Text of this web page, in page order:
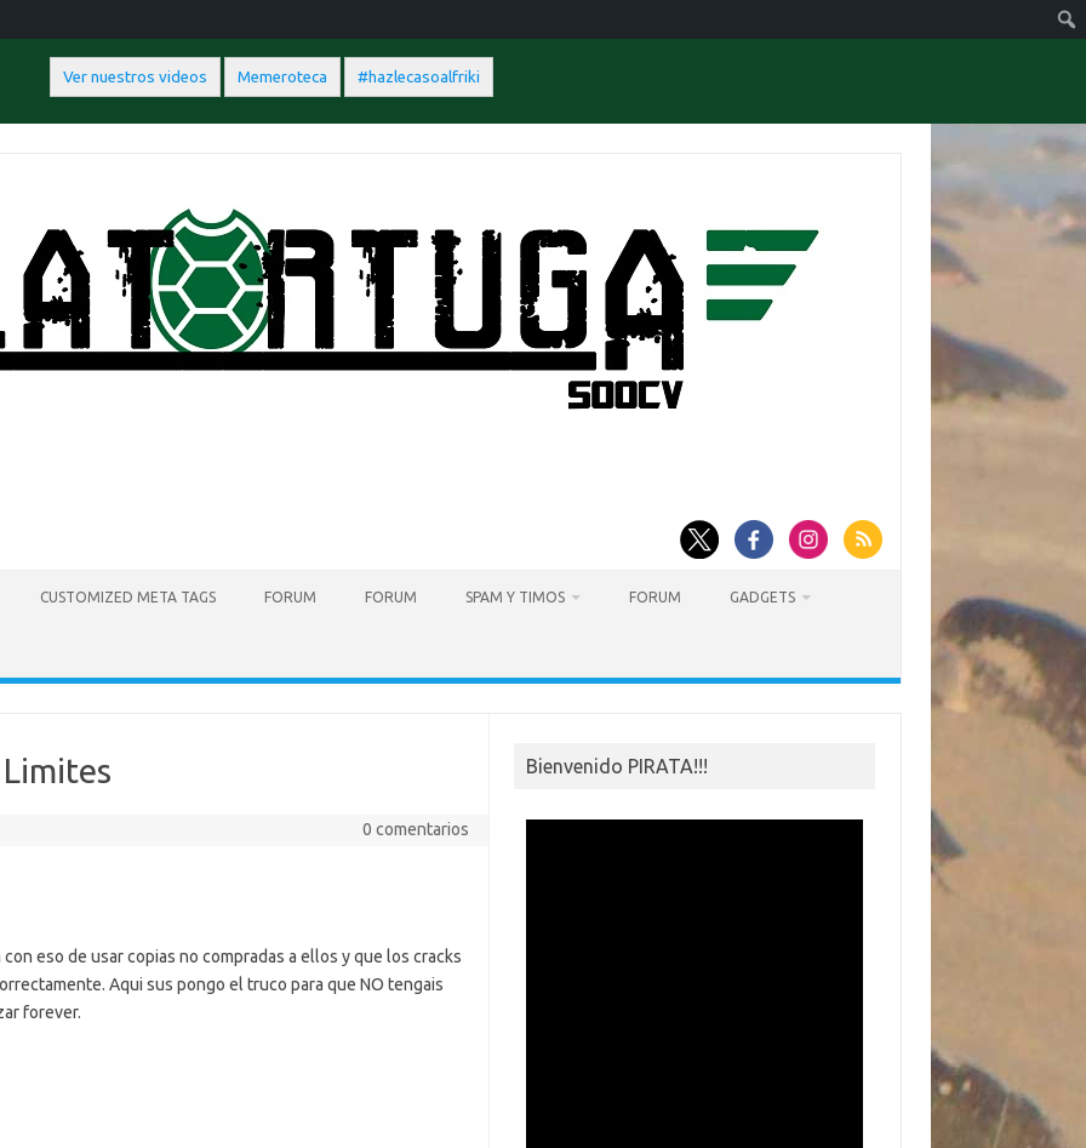
Ver nuestros videos Memeroteca #hazlecasoalfriki
CUSTOMIZED META TAGS FORUM FORUM SPAM Y TIMOS FORUM GADGETS
0 comentarios
eso de usar copias no compradas a ellos y que los cracks
Aqui sus pongo el truco para que NO tengais
forever.
Bienvenido PIRATA!!!